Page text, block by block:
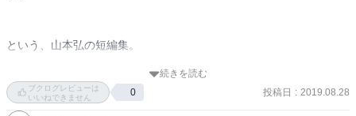
おもしろく読めました。「闇からの衝動」は、もはやＳＦというよ
りＢ級ホラー小説といった雰囲気で、著者はこういう小説も書くの
かと驚かされました。
という、山本弘の短編集。
先進波発生装置で世界の消滅をたくらむマッドサイエンティストの
表題作「シュレディンガーのチョコパフェ」
続きを読む
ブクログレビューは
いいねできません
0 投稿日 : 2019.08.28